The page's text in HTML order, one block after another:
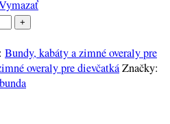
Bundy, kabáty a zimné overaly pre
overaly pre dievčatkáZnačky: